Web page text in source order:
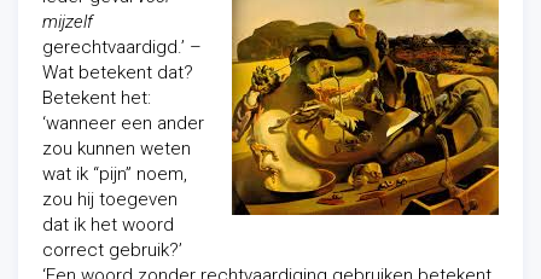
mijzelf
gerechtvaardigd.’ –
Wat betekent dat?
Betekent het:
‘wanneer een ander
zou kunnen weten
wat ik “pijn” noem,
zou hij toegeven
dat ik het woord
correct gebruik?’